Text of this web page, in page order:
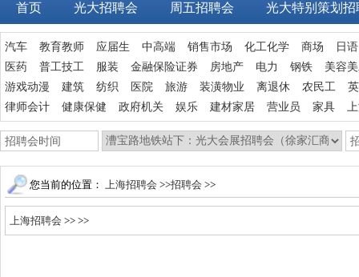
首页 光大招聘会 周五招聘会 光大特别策划招
汽车 教育教师 应届生 中高端 销售市场 化工化学 商场
日
医药
普工技工 服装 金融保险证券 房地产 电力 钢铁
美容
游戏动漫
建筑 纺织 医院 旅游 装潢物业 离退休 农民工
律师会计
健康保健 政府机关 娱乐 建材家居 营业员 家具
您当前的位置： 上海招聘会 >>招聘会 >>
上海招聘会 >> >>